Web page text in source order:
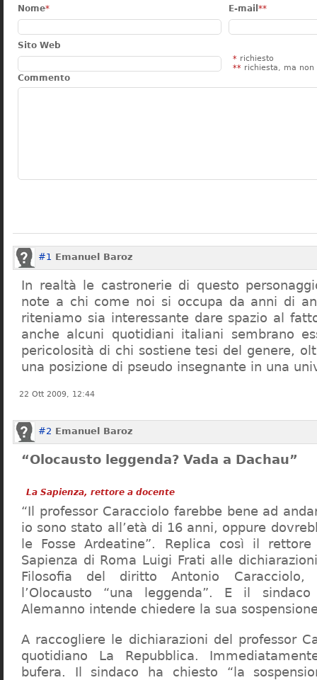
Nome* E-mail **
Sito Web
* richiesto
** richiesta, ma non
Commento
#1 Emanuel Baroz
In realtà le castronerie di questo
note a chi come noi si occupa da anni di
riteniamo sia interessante dare spazio al fatto
anche alcuni quotidiani italiani sembrano
pericolosità di chi sostiene tesi del genere,
una posizione di pseudo insegnante in una
22 Ott 2009, 12:44
#2 Emanuel Baroz
“Olocausto leggenda? Vada a Dachau”
La Sapienza, rettore a docente
“Il professor Caracciolo farebbe bene ad
io sono stato all’età di 16 anni, oppure
le Fosse Ardeatine”. Replica così il rettore
Sapienza di Roma Luigi Frati alle
Filosofia del diritto Antonio
l’Olocausto “una leggenda”. E il
Alemanno intende chiedere la sua
A raccogliere le dichiarazioni del professor
quotidiano La Repubblica.
bufera. Il sindaco ha chiesto “la